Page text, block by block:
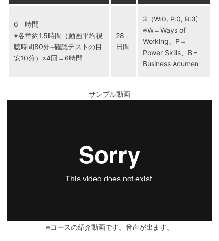
6 時間
※各章約1.5時間（動画平均視
聴時間80分+確認テストの目
安10分）×4回＝6時間
28
日間
3（W:0, P:0, B:3)
※W＝Ways of
Working、P＝
Power Skills、B＝
Business Acumen
サンプル動画
※コースの紹介動画です。音声が出ます。